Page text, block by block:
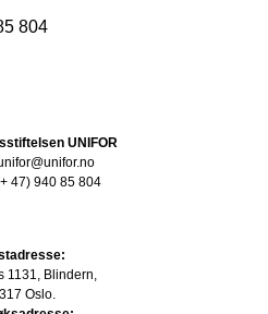
804
UNIFOR
47) 940 85 804
1131, Blindern,
Oslo.